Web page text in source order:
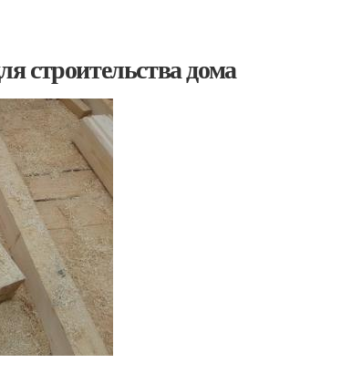
строительства дома